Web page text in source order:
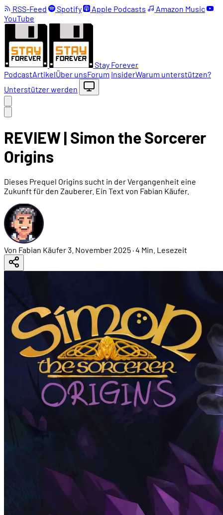
RSS-Feed Spotify Apple Podcasts
Amazon Music
YouTube
Stay Forever
PodcastArtikelÜber unsForum InsiderWarum unterstützen?
Unterstützer werden
REVIEW | Simon the Sorcerer
Origins
Dieses Prequel Origins sucht in der Vergangenheit eine
Zukunft für den Zauberer. Ein Text von Fabian Käufer.
Von Fabian Käufer3. November 2025 ·4 Min. Lesezeit